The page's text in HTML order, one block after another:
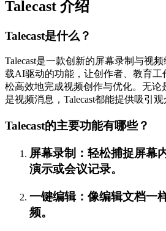
Talecast 介绍
Talecast是什么？
Talecast是一款创新的屏幕录制与视
载AI驱动的功能，让创作者、教育工
松高效地完成视频创作与优化。无论
是视频消息，Talecast都能提供吸引观
Talecast的主要功能有哪些？
屏幕录制：轻松捕捉屏幕
演示或会议记录。
一键编辑：像编辑文档一
频。